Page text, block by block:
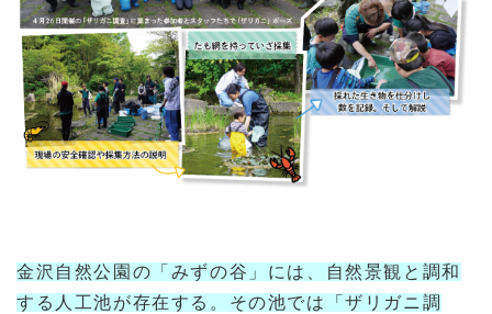
金沢自然公園の「みずの谷」には、自然景観と調和
する人工池が存在する。その池では「ザリガニ調